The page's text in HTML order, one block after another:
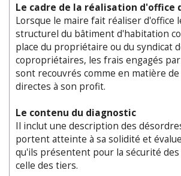
Le cadre de la réalisation d'office
Lorsque le maire fait réaliser d'office
structurel du bâtiment d'habitation
place du propriétaire ou du syndicat
copropriétaires, les frais engagés
sont recouvrés comme en matière
directes à son profit.
Le contenu du diagnostic
Il inclut une description des
portent atteinte à sa solidité et
qu'ils présentent pour la sécurité
celle des tiers.